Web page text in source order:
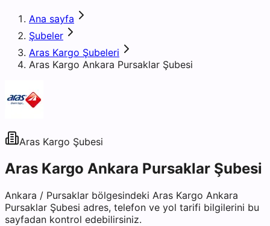
Ana sayfa
Şubeler
Aras Kargo Şubeleri
Aras Kargo Ankara Pursaklar Şubesi
Aras Kargo Şubesi
Aras Kargo Ankara Pursaklar Şubesi
Ankara / Pursaklar bölgesindeki Aras Kargo Ankara
Pursaklar Şubesi adres, telefon ve yol tarifi bilgilerini bu
sayfadan kontrol edebilirsiniz.